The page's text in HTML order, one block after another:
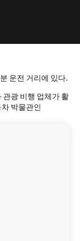
운전 거리에 있다.
관광 비행 업체가 활
박물관인